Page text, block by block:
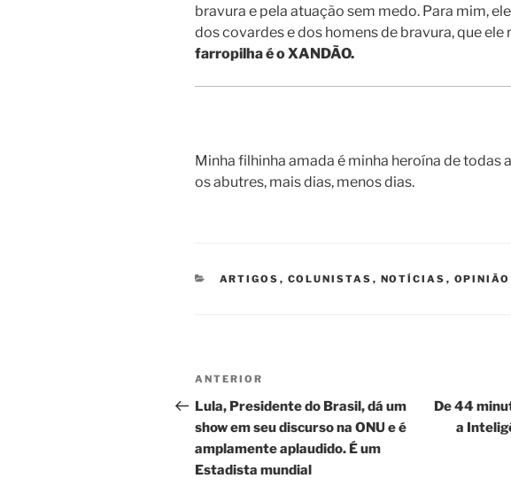
bravura e pela atuação sem medo. Para mim,
dos covardes e dos homens de bravura, que ele
farropilha é o XANDÃO.
Minha filhinha amada é minha heroína de todas
os abutres, mais dias, menos dias.
CATEGORIAS
ARTIGOS , COLUNISTAS , NOTÍCIAS , OPINIÃO
Navegação
de
Post
Post
anterior
ANTERIOR
Lula, Presidente do Brasil, dá um
show em seu discurso na ONU e é
amplamente aplaudido. É um
Estadista mundial
De 44
a